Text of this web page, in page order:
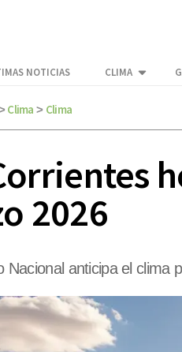
NOTICIAS CLIMA
Clima > Clima
2026
Nacional anticipa el